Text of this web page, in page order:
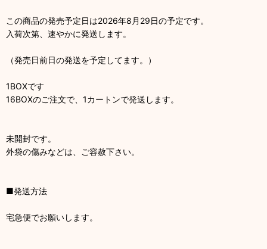
この商品の発売予定日は2026年8月29日の予定です。
入荷次第、速やかに発送します。
（発売日前日の発送を予定してます。）
1BOXです
16BOXのご注文で、1カートンで発送します。
未開封です。
外袋の傷みなどは、ご容赦下さい。
■発送方法
宅急便でお願いします。